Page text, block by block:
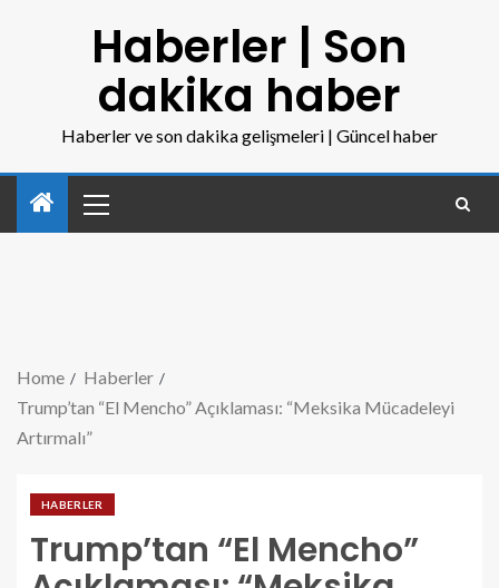
Haberler | Son
dakika haber
Haberler ve son dakika gelişmeleri | Güncel haber
Home
Haberler
Trump’tan “El Mencho” Açıklaması: “Meksika Mücadeleyi
Artırmalı”
HABERLER
Trump’tan “El Mencho”